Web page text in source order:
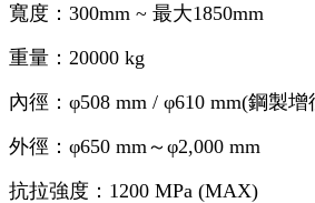
寬度： 300mm ~ 最大1850mm
重量： 20000 kg
內徑： φ508 mm / φ610 mm(鋼製增
外徑： φ650 mm～φ2,000 mm
抗拉強度： 1200 MPa (MAX)